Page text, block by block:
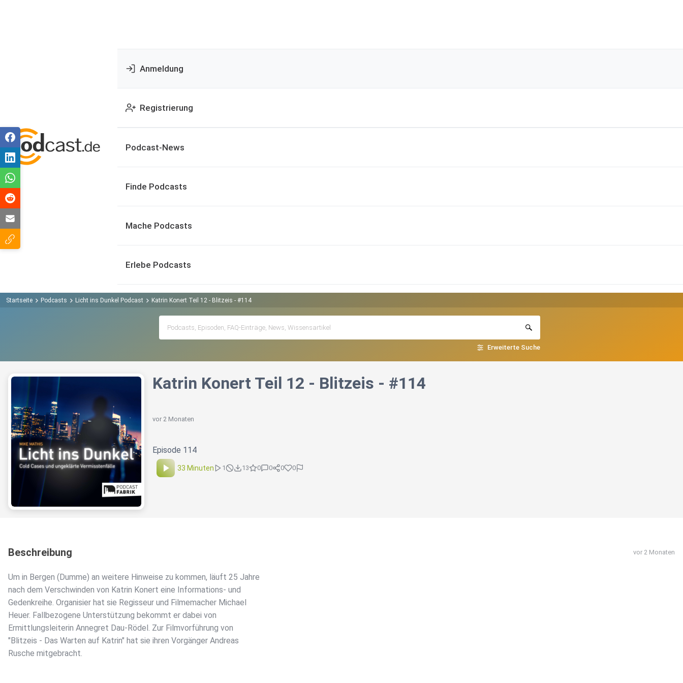
Anmeldung
Registrierung
Podcast-News
Finde Podcasts
Mache Podcasts
Erlebe Podcasts
Startseite Podcasts Licht ins Dunkel Podcast Katrin Konert Teil 12 - Blitzeis - #114
Erweiterte Suche
Katrin Konert Teil 12 - Blitzeis - #114
vor 2 Monaten
Episode 114
33 Minuten 1 13 0 0 0 0
Beschreibung vor 2 Monaten
Um in Bergen (Dumme) an weitere Hinweise zu kommen, läuft 25 Jahre
nach dem Verschwinden von Katrin Konert eine Informations- und
Gedenkreihe. Organisier hat sie Regisseur und Filmemacher Michael
Heuer. Fallbezogene Unterstützung bekommt er dabei von
Ermittlungsleiterin Annegret Dau-Rödel. Zur Filmvorführung von
"Blitzeis - Das Warten auf Katrin" hat sie ihren Vorgänger Andreas
Rusche mitgebracht.